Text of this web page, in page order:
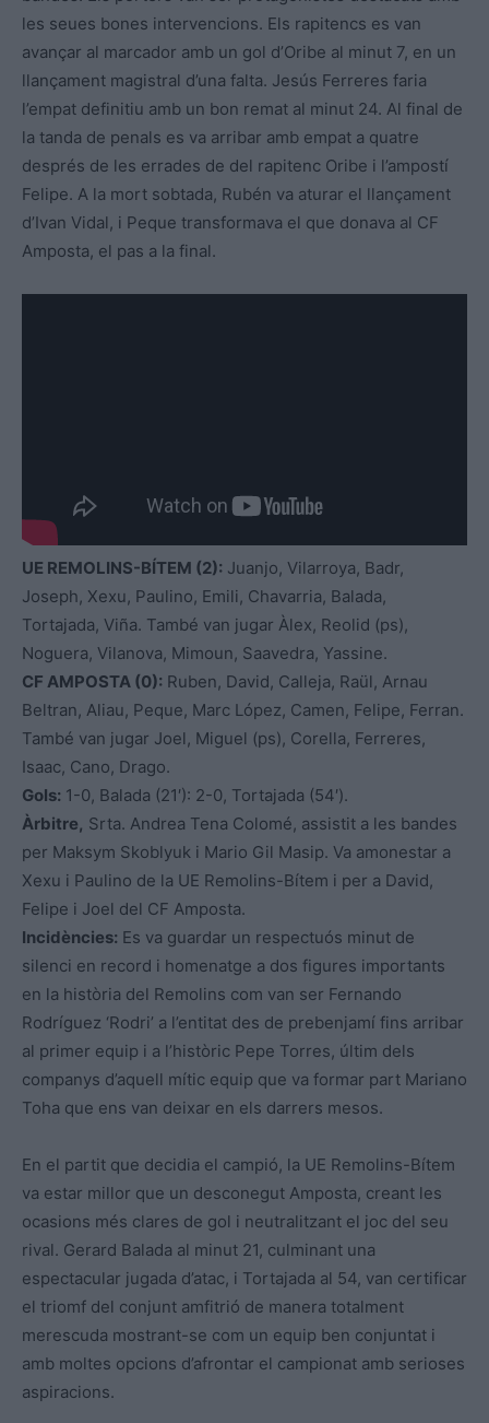
les seues bones intervencions. Els rapitencs es van
avançar al marcador amb un gol d’Oribe al minut 7, en un
llançament magistral d’una falta. Jesús Ferreres faria
l’empat definitiu amb un bon remat al minut 24. Al final de
la tanda de penals es va arribar amb empat a quatre
després de les errades de del rapitenc Oribe i l’ampostí
Felipe. A la mort sobtada, Rubén va aturar el llançament
d’Ivan Vidal, i Peque transformava el que donava al CF
Amposta, el pas a la final.
UE REMOLINS-BÍTEM (2): Juanjo, Vilarroya, Badr,
Joseph, Xexu, Paulino, Emili, Chavarria, Balada,
Tortajada, Viña. També van jugar Àlex, Reolid (ps),
Noguera, Vilanova, Mimoun, Saavedra, Yassine.
CF AMPOSTA (0): Ruben, David, Calleja, Raül, Arnau
Beltran, Aliau, Peque, Marc López, Camen, Felipe, Ferran.
També van jugar Joel, Miguel (ps), Corella, Ferreres,
Isaac, Cano, Drago.
Gols: 1-0, Balada (21′): 2-0, Tortajada (54′).
Àrbitre, Srta. Andrea Tena Colomé, assistit a les bandes
per Maksym Skoblyuk i Mario Gil Masip. Va amonestar a
Xexu i Paulino de la UE Remolins-Bítem i per a David,
Felipe i Joel del CF Amposta.
Incidències: Es va guardar un respectuós minut de
silenci en record i homenatge a dos figures importants
en la història del Remolins com van ser Fernando
Rodríguez ‘Rodri’ a l’entitat des de prebenjamí fins arribar
al primer equip i a l’històric Pepe Torres, últim dels
companys d’aquell mític equip que va formar part Mariano
Toha que ens van deixar en els darrers mesos.
En el partit que decidia el campió, la UE Remolins-Bítem
va estar millor que un desconegut Amposta, creant les
ocasions més clares de gol i neutralitzant el joc del seu
rival. Gerard Balada al minut 21, culminant una
espectacular jugada d’atac, i Tortajada al 54, van certificar
el triomf del conjunt amfitrió de manera totalment
merescuda mostrant-se com un equip ben conjuntat i
amb moltes opcions d’afrontar el campionat amb serioses
aspiracions.